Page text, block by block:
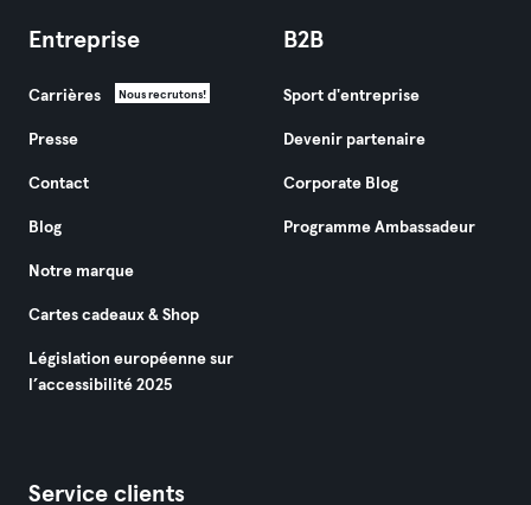
Entreprise
Carrières Nous recrutons!
Presse
Contact
Blog
Notre marque
Cartes cadeaux & Shop
Législation européenne sur
l’accessibilité 2025
B2B
Sport d'entreprise
Devenir partenaire
Corporate Blog
Programme Ambassadeur
Service clients